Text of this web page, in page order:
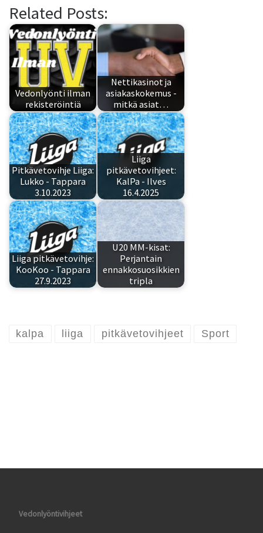
Related Posts:
Vedonlyönti ilman
rekisteröintiä
Nettikasinot ja
asiakaskokemus -
mitkä asiat…
Pitkävetovihje Liiga:
Lukko - Tappara
3.10.2023
Liiga
pitkävetovihjeet:
KalPa - Ilves
16.4.2025
Liiga pitkävetovihje:
KooKoo - Tappara
27.9.2023
U20 MM-kisat:
Perjantain
ennakkosuosikkien
tripla
kalpa liiga pitkävetovihjeet Sport
Vedonlyöntivihjeet